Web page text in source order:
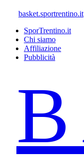
basket.sportrentino.it
SporTrentino.it
Chi siamo
Affiliazione
Pubblicità